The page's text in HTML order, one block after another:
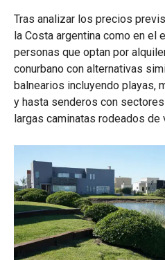
Tras analizar los precios
la Costa argentina como en el
personas que optan por
conurbano con alternativas
balnearios incluyendo playas,
y hasta senderos con
largas caminatas rodeados de